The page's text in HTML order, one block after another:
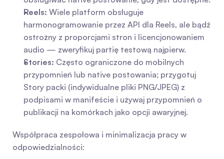
Reels: Wiele platform obsługuje
harmonogramowanie przez API dla Reels, ale bądź
ostrożny z proporcjami stron i licencjonowaniem
audio — zweryfikuj partię testową najpierw.
Stories: Często ograniczone do mobilnych
przypomnień lub native postowania; przygotuj
Story packi (indywidualne pliki PNG/JPEG) z
podpisami w manifeście i używaj przypomnień o
publikacji na komórkach jako opcji awaryjnej.
Współpraca zespołowa i minimalizacja pracy w
odpowiedzialności: